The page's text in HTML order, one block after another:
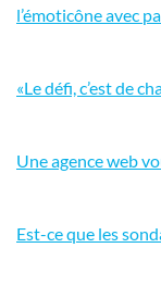
l’émoticône avec
«Le défi, c’est de
Une agence web
Est-ce que les